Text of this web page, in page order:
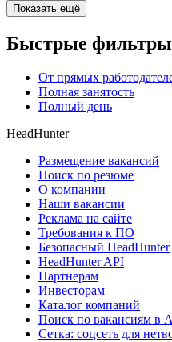
Показать ещё
Быстрые фильтры
От прямых
Полная занятость
Полный день
HeadHunter
Размещение вакансий
Поиск по резюме
О компании
Наши вакансии
Реклама на сайте
Требования к ПО
Безопасный HeadHunter
HeadHunter API
Партнерам
Инвесторам
Каталог компаний
Поиск по вакансиям в
Сетка: соцсеть для